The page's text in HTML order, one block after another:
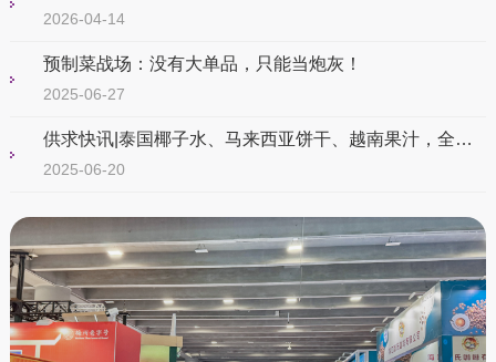
2026-04-14
预制菜战场：没有大单品，只能当炮灰！
2025-06-27
供求快讯|泰国椰子水、马来西亚饼干、越南果汁，全球好物一网打尽
2025-06-20